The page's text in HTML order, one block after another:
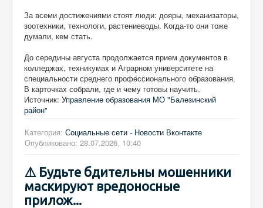
За всеми достижениями стоят люди: дояры, механизаторы,
зоотехники, технологи, растениеводы. Когда-то они тоже
думали, кем стать.
До середины августа продолжается прием документов в
колледжах, техникумах и Аграрном университете на
специальности среднего профессионального образования.
В карточках собрали, где и чему готовы научить.
Источник: Управление образования МО "Балезинский
район"
Категория: Социальные сети - Новости Вконтакте
Опубликовано: 28.07.2026, 10:40
⚠️ Будьте бдительны мошенники
маскируют вредоносные
прилож...